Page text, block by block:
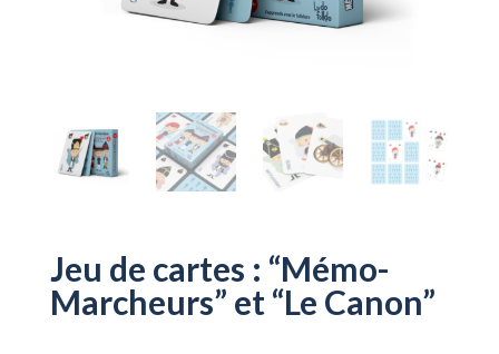
Jeu de cartes : “Mémo-
Marcheurs” et “Le Canon”